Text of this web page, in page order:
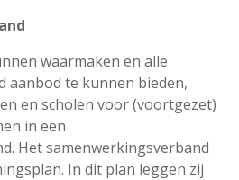
waarmaken en alle
aanbod te kunnen bieden,
en scholen voor (voortgezet)
in een
Het samenwerkingsverband
In dit plan leggen zij